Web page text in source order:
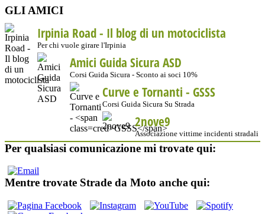
GLI AMICI
Irpinia Road - Il blog di un motociclista
Per chi vuole girare l'Irpinia
Amici Guida Sicura ASD
Corsi Guida Sicura - Sconto ai soci 10%
Curve e Tornanti - GSSS
Corsi Guida Sicura Su Strada
2nove9
Associazione vittime incidenti stradali
Per qualsiasi comunicazione mi trovate qui:
Mentre trovate Strade da Moto anche qui: